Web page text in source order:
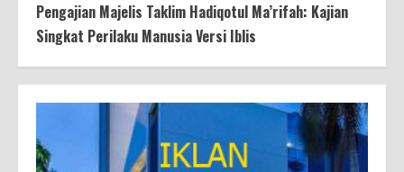
Pengajian Majelis Taklim Hadiqotul Ma’rifah: Kajian
Singkat Perilaku Manusia Versi Iblis